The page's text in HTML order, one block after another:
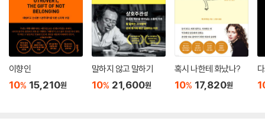
이향인
10% 15,210원
말하지 않고 말하기
10% 21,600원
혹시 나한테 화났나?
10% 17,820원